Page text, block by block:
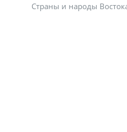
Страны и народы